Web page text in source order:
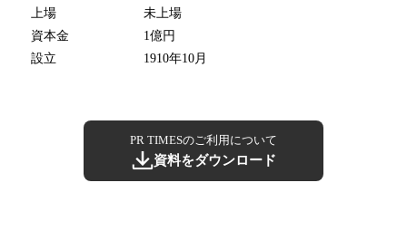
上場
未上場
資本金
1億円
設立
1910年10月
PR TIMESのご利用について
資料をダウンロード